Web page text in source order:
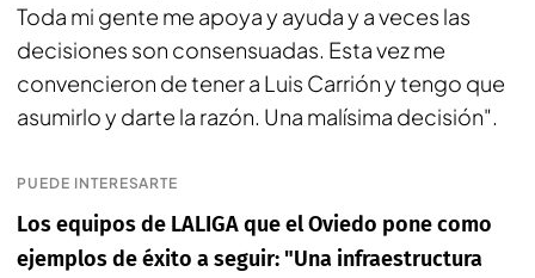
Toda mi gente me apoya y ayuda y a veces las
decisiones son consensuadas. Esta vez me
convencieron de tener a Luis Carrión y tengo que
asumirlo y darte la razón. Una malísima decisión".
PUEDE INTERESARTE
Los equipos de LALIGA que el Oviedo pone como
ejemplos de éxito a seguir: "Una infraestructura